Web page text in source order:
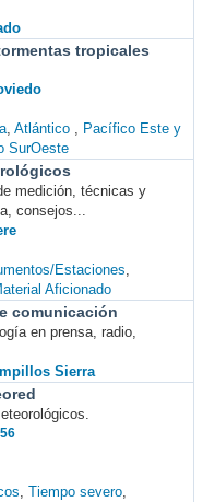
tropicales
Atlántico
Pacífico Este y
SurOeste
medición, técnicas y
consejos...
Estaciones
Aficionado
comunicación
en prensa, radio,
Sierra
Tiempo severo